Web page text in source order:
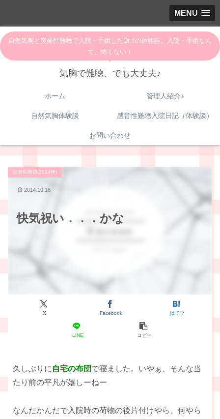
MENU
自然気胸と突発性難聴で入院・手術したDr.Tの体験談。入院・手術なん
て、怖くない！
気胸で難聴、でも大丈夫♪
ホーム 管理人紹介♪
自然気胸体験談 感音性難聴入院日記（体験談）
お問い合わせ
快気祝い．．．かな
突発性難聴(2014年)
X Facebook はてブ
LINE コピー
2014.10.16
久しぶりに 自宅の布団 で寝ました。いやぁ、そんな当
たり前の平凡が嬉しーねー
なんだかんだで入院時の荷物の後片付けやら、何やら